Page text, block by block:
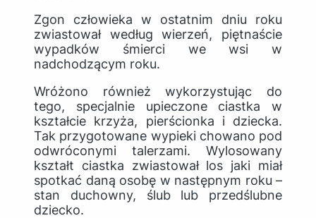
Zgon człowieka w ostatnim dniu roku
zwiastował według wierzeń, piętnaście
wypadków śmierci we wsi w
nadchodzącym roku.
Wróżono również wykorzystując do
tego, specjalnie upieczone ciastka w
kształcie krzyża, pierścionka i dziecka.
Tak przygotowane wypieki chowano pod
odwróconymi talerzami. Wylosowany
kształt ciastka zwiastował los jaki miał
spotkać daną osobę w następnym roku –
stan duchowny, ślub lub przedślubne
dziecko.